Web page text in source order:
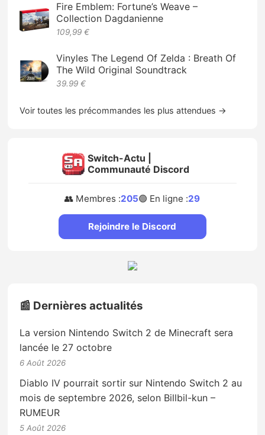
Fire Emblem: Fortune’s Weave –
Collection Dagdanienne
109,99 €
Vinyles The Legend Of Zelda : Breath Of
The Wild Original Soundtrack
39.99 €
Voir toutes les précommandes les plus attendues →
Switch-Actu |
Communauté Discord
👥 Membres :205🟢 En ligne :29
Rejoindre le Discord
📰 Dernières actualités
La version Nintendo Switch 2 de Minecraft sera
lancée le 27 octobre
6 Août 2026
Diablo IV pourrait sortir sur Nintendo Switch 2 au
mois de septembre 2026, selon Billbil-kun –
RUMEUR
5 Août 2026